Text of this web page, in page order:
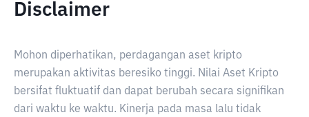
Disclaimer
Mohon diperhatikan, perdagangan aset kripto
merupakan aktivitas beresiko tinggi. Nilai Aset Kripto
bersifat fluktuatif dan dapat berubah secara signifikan
dari waktu ke waktu. Kinerja pada masa lalu tidak